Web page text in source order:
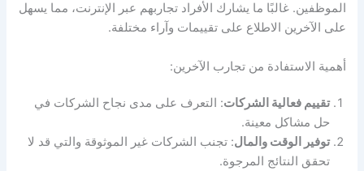
الموظفين. غالبًا ما يشارك الأفراد تجاربهم عبر الإنترنت، مما يسهل
على الآخرين الاطلاع على تقييمات وآراء مختلفة.
أهمية الاستفادة من تجارب الآخرين:
تقييم فعالية الشركات: التعرف على مدى نجاح الشركات في
حل مشاكل معينة.
توفير الوقت والمال: تجنب الشركات غير الموثوقة والتي قد لا
تحقق النتائج المرجوة.